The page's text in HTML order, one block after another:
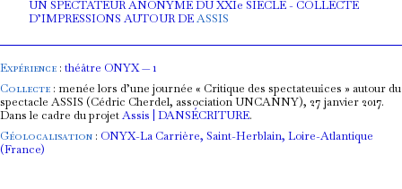
UN SPECTATEUR ANONYME DU XXIe SIÈCLE - COLLECTE
D’IMPRESSIONS AUTOUR DE ASSIS
Expérience : théâtre ONYX — 1
Collecte : menée lors d’une journée « Critique des spectateur·ices » autour du
spectacle ASSIS (Cédric Cherdel, association UNCANNY), 27 janvier 2017.
Dans le cadre du projet Assis | DANSÉCRITURE.
Géolocalisation : ONYX-La Carrière, Saint-Herblain, Loire-Atlantique
(France)